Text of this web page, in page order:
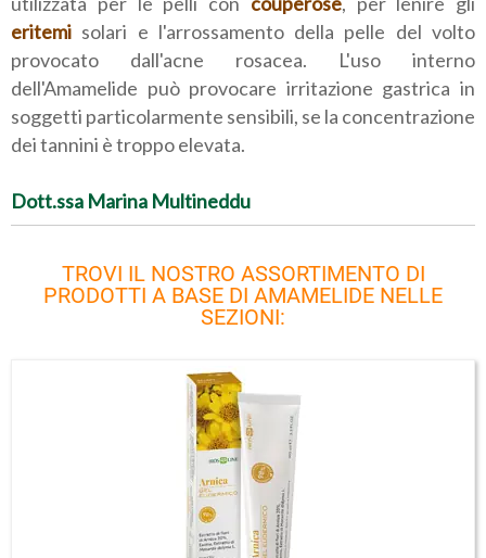
eritemi solari e l'arrossamento della pelle del volto
provocato dall'acne rosacea. L'uso interno
dell'Amamelide può provocare irritazione gastrica in
soggetti particolarmente sensibili, se la concentrazione
dei tannini è troppo elevata.
Dott.ssa Marina Multineddu
TROVI IL NOSTRO ASSORTIMENTO DI
PRODOTTI A BASE DI AMAMELIDE NELLE
SEZIONI: